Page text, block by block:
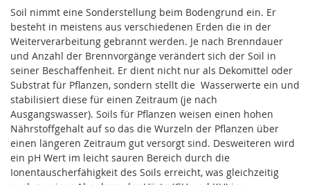
Soil nimmt eine Sonderstellung beim Bodengrund ein. Er
besteht in meistens aus verschiedenen Erden die in der
Weiterverarbeitung gebrannt werden. Je nach Brenndauer
und Anzahl der Brennvorgänge verändert sich der Soil in
seiner Beschaffenheit. Er dient nicht nur als Dekomittel oder
Substrat für Pflanzen, sondern stellt die Wasserwerte ein und
stabilisiert diese für einen Zeitraum (je nach
Ausgangswasser). Soils für Pflanzen weisen einen hohen
Nährstoffgehalt auf so das die Wurzeln der Pflanzen über
einen längeren Zeitraum gut versorgt sind. Desweiteren wird
ein pH Wert im leicht sauren Bereich durch die
Ionentauscherfähigkeit des Soils erreicht, was gleichzeitig